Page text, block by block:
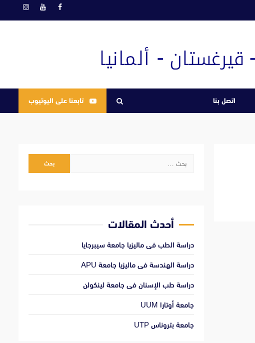
فيسبوكيوتيوب
اتصل بنا تابعنا على اليوتيوب
البحث
أحدث المقالات
دراسة الطب فى ماليزيا جامعة سيبرجايا
دراسة الهندسة فى ماليزيا جامعة APU
دراسة طب الإسنان فى جامعة لينكولن
جامعة أوتارا UUM
جامعة بتروناس UTP